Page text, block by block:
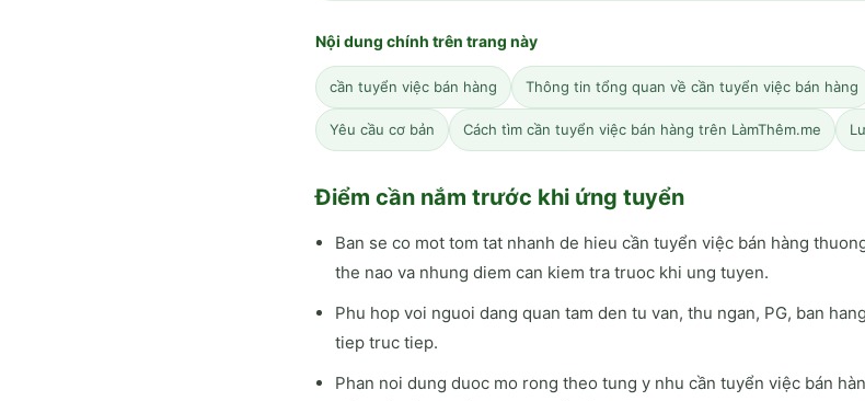
Nội dung chính trên trang này
cần tuyển việc bán hàng Thông tin tổng quan về cần tuyển việc bán hàng
Yêu cầu cơ bản Cách tìm cần tuyển việc bán hàng trên LàmThêm.me
Điểm cần nắm trước khi ứng tuyển
Ban se co mot tom tat nhanh de hieu cần tuyển việc bán hàng
the nao va nhung diem can kiem tra truoc khi ung tuyen.
Phu hop voi nguoi dang quan tam den tu van, thu ngan, PG, ban
tiep truc tiep.
Phan noi dung duoc mo rong theo tung y nhu cần tuyển việc bán